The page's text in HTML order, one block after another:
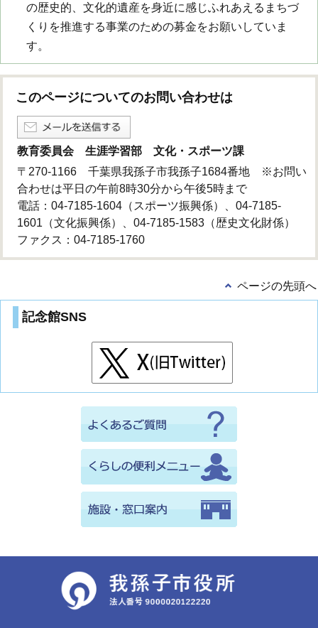
の歴史的、文化的遺産を身近に感じふれあえるまちづ
くりを推進する事業のための募金をお願いしていま
す。
このページについてのお問い合わせは
教育委員会 生涯学習部 文化・スポーツ課
〒270-1166 千葉県我孫子市我孫子1684番地 ※お問い
合わせは平日の午前8時30分から午後5時まで
電話：04-7185-1604（スポーツ振興係）、04-7185-
1601（文化振興係）、04-7185-1583（歴史文化財係）
ファクス：04-7185-1760
ページの先頭へ
記念館SNS